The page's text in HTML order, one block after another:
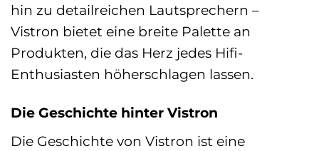
hin zu detailreichen Lautsprechern –
Vistron bietet eine breite Palette an
Produkten, die das Herz jedes Hifi-
Enthusiasten höherschlagen lassen.
Die Geschichte hinter Vistron
Die Geschichte von Vistron ist eine